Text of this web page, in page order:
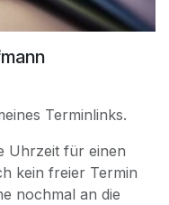
Terminlinks.
Uhrzeit für einen
kein freier Termin
nochmal an die